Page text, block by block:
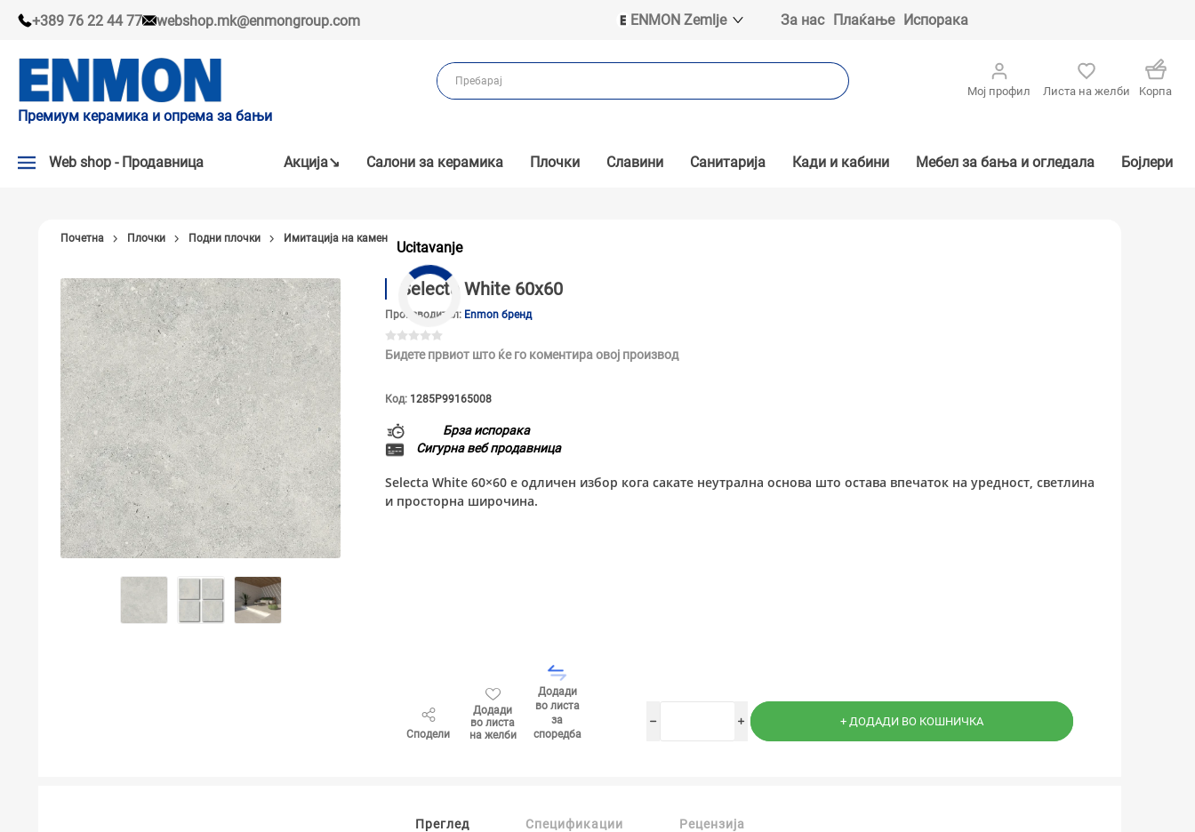
+389 76 22 44 77 webshop.mk@enmongroup.com
ENMON Zemlje
ENMON BIH
ENMON MKD
За нас Плаќање Испорака
Премиум керамика и опрема за бањи
Мој профил Листа на желби Kорпа
Web shop - Продавница
НАШИ ПРЕПОРАКИ
ПЛОЧКИ
СЛАВИНИ
КАДИ И КАБИНИ
САНИТАРИЈА
ТУШЕВИ
МЕБЕЛ ЗА БАЊА И ОГЛЕДАЛА
ГАЛАНТЕРИЈА ЗА БАЊА
БОЈЛЕРИ
МАТЕРИЈАЛИ ЗА ВГРАДУВАЊЕ НА КЕРАМИКА
Акцијa↘ Салони за керамика Плочки Славини Санитарија Кади и кабини Мебел за бања и огледала Бојлери
Ucitavanje
Почетна Плочки Подни плочки Имитација на камен
Selecta White 60x60
Производител: Enmon бренд
Бидете првиот што ќе го коментира овој производ
Код: 1285P99165008
Брза испорака
Сигурна веб продавница
Selecta White 60×60 е одличен избор кога сакате неутрална основа што остава впечаток на уредност, светлина
и просторна широчина.
Сподели
Додади
во листа
на желби
Додади
во листа
за
споредба
i
h
Преглед Спецификации Рецензија